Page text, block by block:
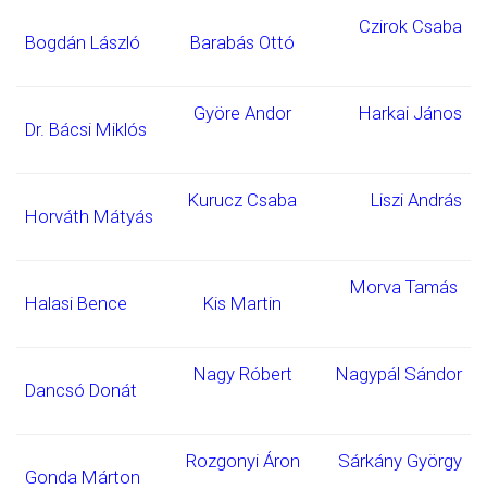
Bogdán László Barabás Ottó
Czirok Csaba
Dr. Bácsi Miklós
Györe Andor Harkai János
Horváth Mátyás
Kurucz Csaba Liszi András
Halasi Bence Kis Martin
Morva Tamás
Dancsó Donát
Nagy Róbert Nagypál Sándor
Gonda Márton
Rozgonyi Áron Sárkány György